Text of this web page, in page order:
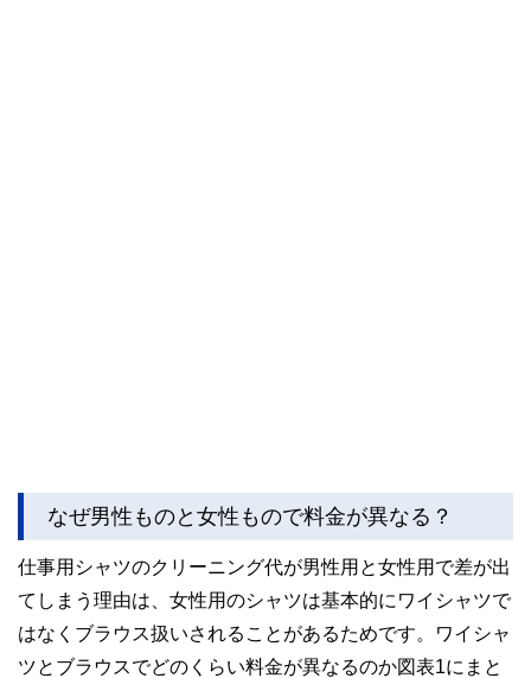
なぜ男性ものと女性もので料金が異なる？
仕事用シャツのクリーニング代が男性用と女性用で差が出
てしまう理由は、女性用のシャツは基本的にワイシャツで
はなくブラウス扱いされることがあるためです。ワイシャ
ツとブラウスでどのくらい料金が異なるのか図表1にまと